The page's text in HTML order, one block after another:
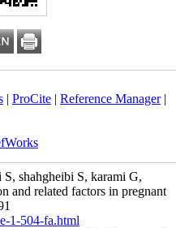
|ProCite|Reference Manager
S, shahgheibi S, karami G,
and related factors in pregnant
1-504-fa.html